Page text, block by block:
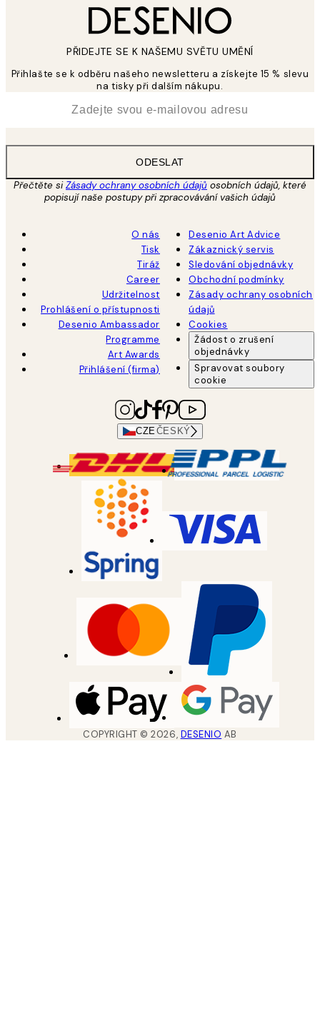
PŘIDEJTE SE K NAŠEMU SVĚTU UMĚNÍ
Přihlašte se k odběru našeho newsletteru a získejte 15 % slevu
na tisky při dalším nákupu.
ODESLAT
Přečtěte siZásady ochrany osobních údajů osobních údajů, které
popisují naše postupy při zpracovávání vašich údajů
O nás
Tisk
Tiráž
Career
Udržitelnost
Prohlášení o přístupnosti
Desenio Ambassador
Programme
Art Awards
Přihlášení (firma)
Desenio Art Advice
Zákaznický servis
Sledování objednávky
Obchodní podmínky
Zásady ochrany osobních
údajů
Cookies
Žádost o zrušení
objednávky
Spravovat soubory
cookie
CZEČESKÝ
COPYRIGHT ©2026, DESENIO AB